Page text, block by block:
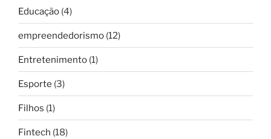
Educação (4)
empreendedorismo (12)
Entretenimento (1)
Esporte (3)
Filhos (1)
Fintech (18)